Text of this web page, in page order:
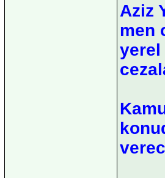
Aziz
men
yerel